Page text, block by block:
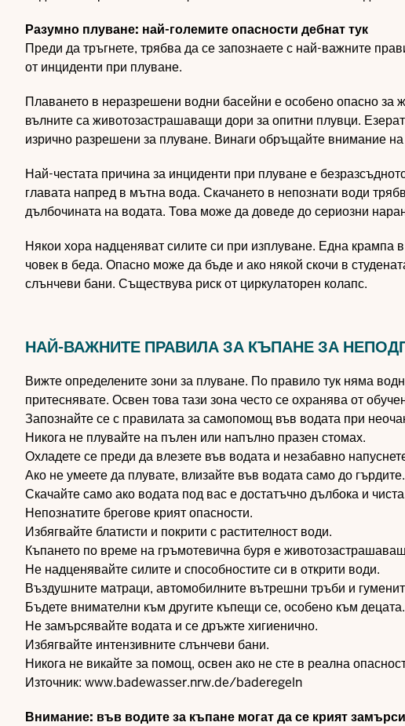
Разумно плуване: най-големите опасности дебнат тук
Преди да тръгнете, трябва да се запознаете с най-важните
от инциденти при плуване.
Плаването в неразрешени водни басейни е особено опасно за
вълните са животозастрашаващи дори за опитни плувци.
изрично разрешени за плуване. Винаги обръщайте внимание
Най-честата причина за инциденти при плуване е
главата напред в мътна вода. Скачането в непознати води
дълбочината на водата. Това може да доведе до сериозни
Някои хора надценяват силите си при изплуване. Една
човек в беда. Опасно може да бъде и ако някой скочи в
слънчеви бани. Съществува риск от циркулаторен колапс.
НАЙ-ВАЖНИТЕ ПРАВИЛА ЗА КЪПАНЕ ЗА
Вижте определените зони за плуване. По правило тук няма
притеснявате. Освен това тази зона често се охранява от
Запознайте се с правилата за самопомощ във водата при
Никога не плувайте на пълен или напълно празен стомах.
Охладете се преди да влезете във водата и незабавно
Ако не умеете да плувате, влизайте във водата само до гърдите.
Скачайте само ако водата под вас е достатъчно дълбока и
Непознатите брегове крият опасности.
Избягвайте блатисти и покрити с растителност води.
Къпането по време на гръмотевична буря е
Не надценявайте силите и способностите си в открити води.
Въздушните матраци, автомобилните вътрешни тръби и
Бъдете внимателни към другите къпещи се, особено към децата.
Не замърсявайте водата и се дръжте хигиенично.
Избягвайте интензивните слънчеви бани.
Никога не викайте за помощ, освен ако не сте в реална
Източник: www.badewasser.nrw.de/baderegeln
Внимание: във водите за къпане могат да се крият